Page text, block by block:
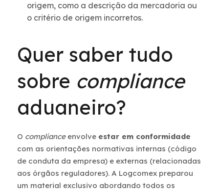
origem, como a descrição da mercadoria ou
o critério de origem incorretos.
Quer saber tudo
sobre compliance
aduaneiro?
O compliance envolve estar em conformidade
com as orientações normativas internas (código
de conduta da empresa) e externas (relacionadas
aos órgãos reguladores). A Logcomex preparou
um material exclusivo abordando todos os